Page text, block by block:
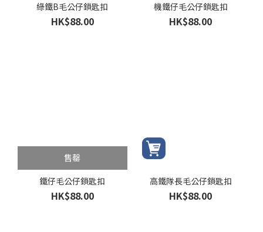
綠鐵B毛公仔鎖匙扣
HK$88.00
機鐵仔毛公仔鎖匙扣
HK$88.00
售罄
鐵仔毛公仔鎖匙扣
HK$88.00
高鐵隊長毛公仔鎖匙扣
HK$88.00